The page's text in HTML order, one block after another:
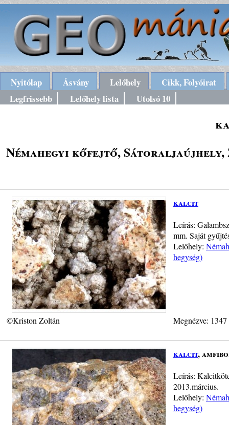
Nyitólap Ásvány Lelőhely
Cikk, Folyóirat
Legfrissebb
Lelőhely lista Utolsó 10
Némahegyi kőfejtő, Sátoraljaújhely,
kalcit
Leírás:
mm. Saját
Lelőhely:
hegység)
©Kriston Zoltán Megnézve:
kalcit,
Leírás:
2013.március.
Lelőhely:
hegység)